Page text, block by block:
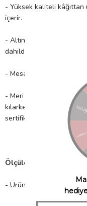
- Yüksek kaliteli kâğıttan
içerir.
- Altın folyo detaylı
dahildir.
- Mesaj: Congratulations
- Meri Meri, eşsiz parti
kılarken çocuklarımıza
sertifikalı kâğıt kullanır!
Ölçüler;
- Ürün Boyutu: 178mm x